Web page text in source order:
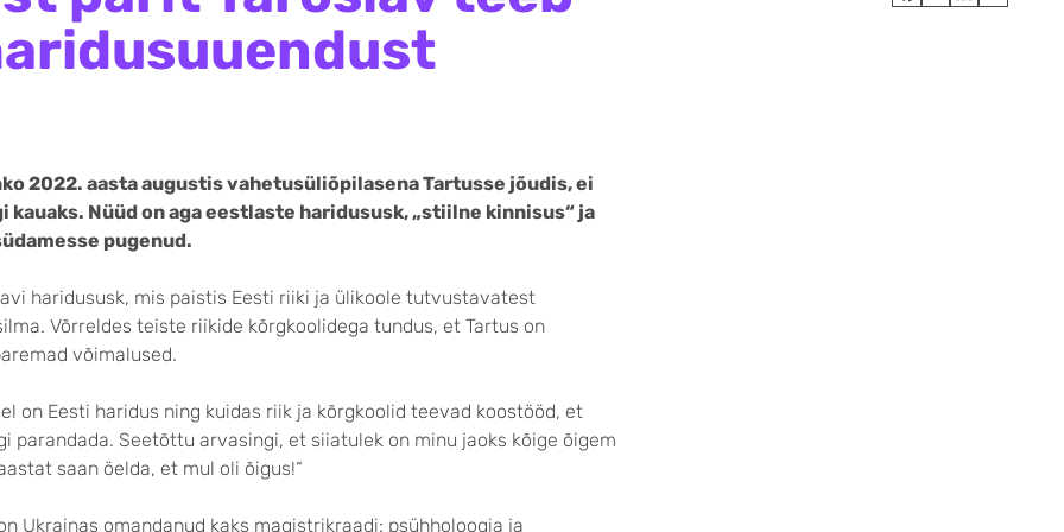
2022. aasta augustis vahetusüliõpilasena Tartusse jõudis, ei
kauaks. Nüüd on aga eestlaste haridususk, „stiilne kinnisus“ ja
pugenud.
haridus­usk, mis paistis Eesti riiki ja ülikoole tutvustavatest
Võrreldes teiste riikide kõrgkoolidega tundus, et Tartus on
võimalused.
on Eesti haridus ning kuidas riik ja kõrgkoolid teevad koostööd, et
parandada. Seetõttu arvasingi, et siiatulek on minu jaoks kõige õigem
saan öelda, et mul oli õigus!“
Ukrainas omandanud kaks magistrikraadi: psühholoogia ja